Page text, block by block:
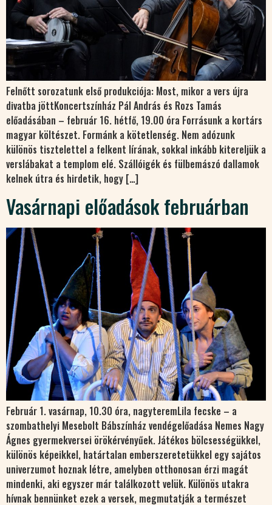
Felnőtt sorozatunk első produkciója: Most, mikor a vers újra
divatba jöttKoncertszínház Pál András és Rozs Tamás
előadásában – február 16. hétfő, 19.00 óra Forrásunk a kortárs
magyar költészet. Formánk a kötetlenség. Nem adózunk
különös tisztelettel a felkent lírának, sokkal inkább kitereljük a
verslábakat a templom elé. Szállóigék és fülbemászó dallamok
kelnek útra és hirdetik, hogy […]
Vasárnapi előadások februárban
Február 1. vasárnap, 10.30 óra, nagyteremLila fecske – a
szombathelyi Mesebolt Bábszínház vendégelőadása Nemes Nagy
Ágnes gyermekversei örökérvényűek. Játékos bölcsességükkel,
különös képeikkel, határtalan emberszeretetükkel egy sajátos
univerzumot hoznak létre, amelyben otthonosan érzi magát
mindenki, aki egyszer már találkozott velük. Különös utakra
hívnak bennünket ezek a versek, megmutatják a természet